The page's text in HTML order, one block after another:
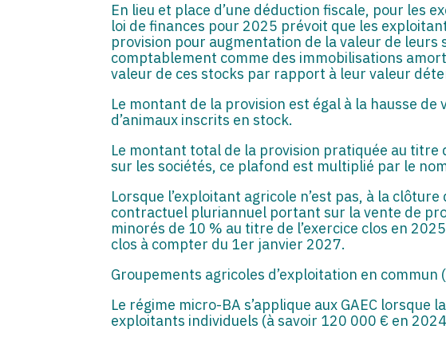
En lieu et place d’une déduction fiscale, pour les
loi de finances pour 2025 prévoit que les
provision pour augmentation de la valeur de
comptablement comme des immobilisations
valeur de ces stocks par rapport à leur valeur
Le montant de la provision est égal à la hausse
d’animaux inscrits en stock.
Le montant total de la provision pratiquée au titre
sur les sociétés, ce plafond est multiplié par le
Lorsque l’exploitant agricole n’est pas, à la
contractuel pluriannuel portant sur la vente de
minorés de 10 % au titre de l’exercice clos en
clos à compter du 1er janvier 2027.
Groupements agricoles d’exploitation en commun
Le régime micro-BA s’applique aux GAEC
exploitants individuels (à savoir 120 000 € en